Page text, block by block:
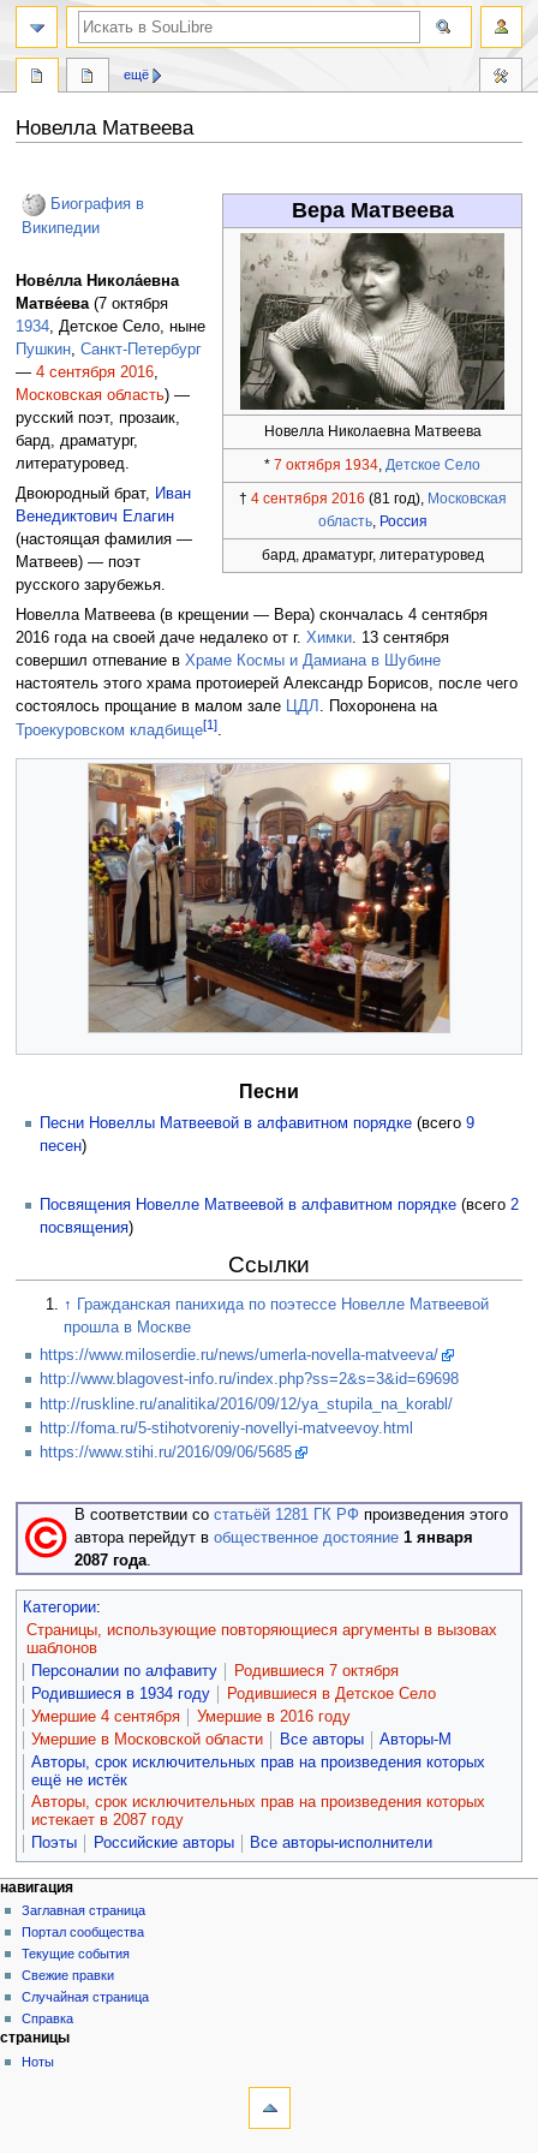
Новелла Матвеева
навигации
поиску
Вера Матвеева
Новелла Николаевна Матвеева
*7 октября 1934,Детское Село
† 4 сентября 2016 (81 год), Московская
область, Россия
бард, драматург, литературовед
Биография в
Википедии
Нове́лла Никола́евна
Матве́ева(7 октября
1934, Детское Село, ныне
Пушкин, Санкт-Петербург
— 4 сентября 2016,
Московская область) —
русский поэт, прозаик,
бард, драматург,
литературовед.
Двоюродный брат, Иван
Венедиктович Елагин
(настоящая фамилия —
Матвеев) — поэт
русского зарубежья.
Новелла Матвеева (в крещении — Вера) скончалась 4 сентября
2016 года на своей даче недалеко от г. Химки. 13 сентября
совершил отпевание в Храме Космы и Дамиана в Шубине
настоятель этого храма протоиерей Александр Борисов, после чего
состоялось прощание в малом зале ЦДЛ . Похоронена на
Троекуровском кладбище[1].
Песни
Песни Новеллы Матвеевой в алфавитном порядке (всего 9
песен)
Посвящения Новелле Матвеевой в алфавитном порядке (всего 2
посвящения)
Ссылки
↑
Гражданская панихида по поэтессе Новелле Матвеевой
прошла в Москве
https://www.miloserdie.ru/news/umerla-novella-matveeva/
http://www.blagovest-info.ru/index.php?ss=2&s=3&id=69698
http://ruskline.ru/analitika/2016/09/12/ya_stupila_na_korabl/
http://foma.ru/5-stihotvoreniy-novellyi-matveevoy.html
https://www.stihi.ru/2016/09/06/5685
В соответствии со статьёй 1281 ГК РФ произведения этого
автора перейдут в общественное достояние 1 января
2087 года
Категории:
Страницы, использующие повторяющиеся аргументы в вызовах
шаблонов
Персоналии по алфавиту
Родившиеся 7 октября
Родившиеся в 1934 году
Родившиеся в Детское Село
Умершие 4 сентября
Умершие в 2016 году
Умершие в Московской области
Все авторы
Авторы-М
Авторы, срок исключительных прав на произведения которых
ещё не истёк
Авторы, срок исключительных прав на произведения которых
истекает в 2087 году
Поэты
Российские авторы Все авторы-исполнители
ещё
навигация
Заглавная страница
Портал сообщества
Текущие события
Свежие правки
Случайная страница
Справка
страницы
Ноты